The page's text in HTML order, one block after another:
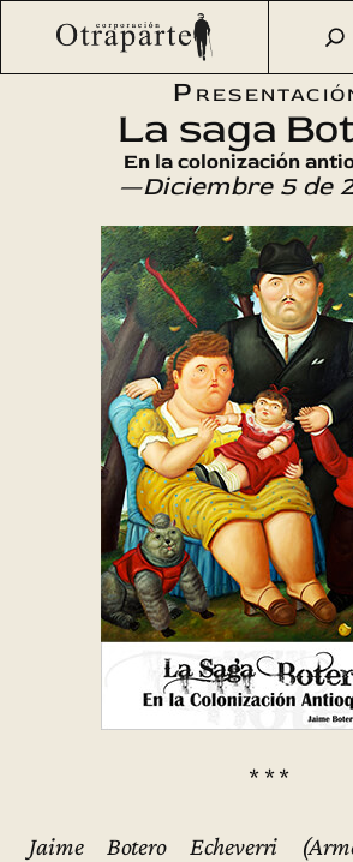
Saltar
Otraparte.org/Agenda Cultural
La saga
En la colonización
—Diciembre 5 de
* * *
Jaime Botero Echeverri